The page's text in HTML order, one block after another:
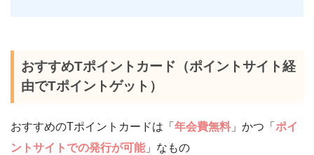
おすすめTポイントカード（ポイントサイト経
由でTポイントゲット）
おすすめのTポイントカードは「 年会費無料 」かつ「 ポイ
ントサイトでの発行が可能」なもの